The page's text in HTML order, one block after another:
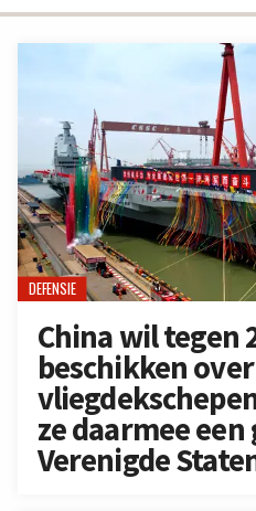
DEFENSIE
China wil tegen
beschikken
ze daarmee
Verenigde